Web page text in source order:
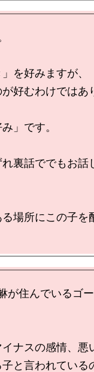
を好みますが、
好むわけではあ
」です。
裏話ででもお話
る場所にこの子を
が住んでいるゴ
ナスの感情、悪
と言われている